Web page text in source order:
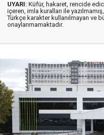
UYARI: Küfür, hakaret, rencide
içeren, imla kuralları ile yazılmamış,
Türkçe karakter kullanılmayan ve
onaylanmamaktadır.